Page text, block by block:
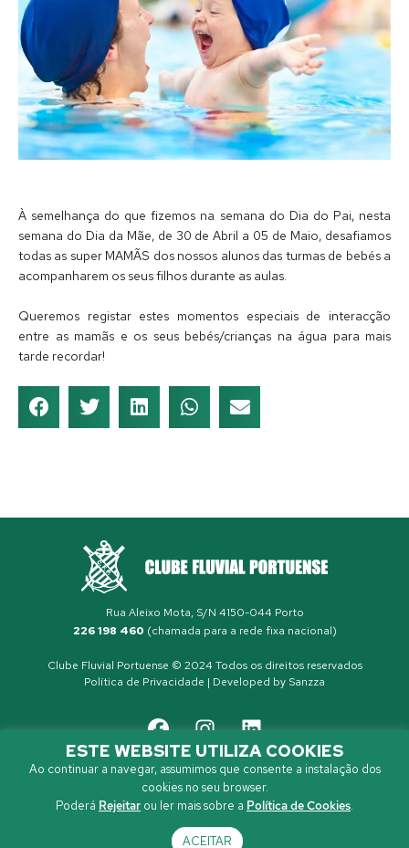
À semelhança do que fizemos na semana do Dia do Pai, nesta
semana do Dia da Mãe, de 30 de Abril a 05 de Maio, desafiamos
todas as super MAMÃS dos nossos alunos das turmas de bebés a
acompanharem os seus filhos durante as aulas.
Queremos registar estes momentos especiais de interacção
entre as mamãs e os seus bebés/crianças na água para mais
tarde recordar!
Rua Aleixo Mota, S/N 4150-044 Porto
226 198 460 (chamada para a rede fixa nacional)
Clube Fluvial Portuense © 2024 Todos os direitos reservados
Política de Privacidade | Developed by Sanzza
ESTE WEBSITE UTILIZA COOKIES
Ao continuar a navegar, assumimos que consente a instalação dos
cookies no seu browser.
Poderá Rejeitar ou ler mais sobre a Política de Cookies.
ACEITAR